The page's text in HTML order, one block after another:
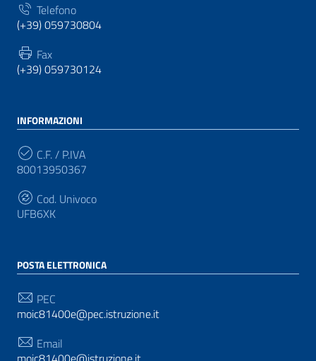
Telefono
(+39) 059730804
Fax
(+39) 059730124
INFORMAZIONI
C.F. / P.IVA
80013950367
Cod. Univoco
UFB6XK
POSTA ELETTRONICA
PEC
moic81400e@pec.istruzione.it
Email